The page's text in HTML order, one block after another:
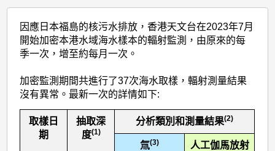
因應日本福島的核污水排放，香港天文台在2023年7月
開始加密本港水域海水樣本的輻射監測，由原來的每
季一次，增至約每月一次。
加密監測期間共進行了37次海水取樣，輻射測量結果
沒有異常。最新一次的詳情如下:
取樣日
期
抽取深
度(1)
分析類別和測量結果(2)
氚(3)
人工伽馬放射